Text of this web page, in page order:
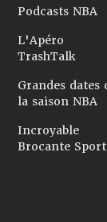
Podcasts NBA
L'Apéro
TrashTalk
Grandes dates
la saison NBA
Incroyable
Brocante